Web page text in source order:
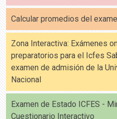
Calcular promedios del
Zona Interactiva: Exámenes
preparatorios para el Icfes
examen de admisión de la
Nacional
Examen de Estado ICFES -
Cuestionario Interactivo